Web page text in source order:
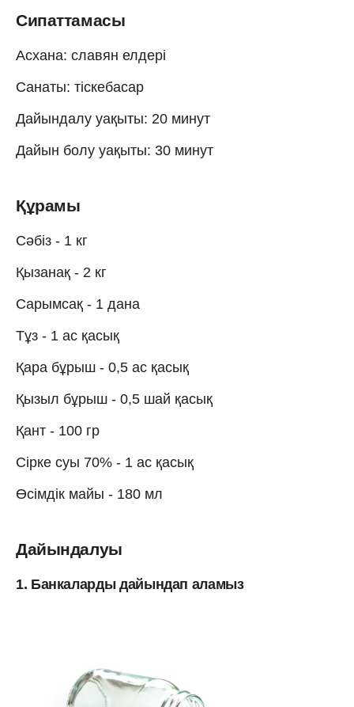
Сипаттамасы
Асхана: славян елдері
Санаты: тіскебасар
Дайындалу уақыты: 20 минут
Дайын болу уақыты: 30 минут
Құрамы
Сәбіз - 1 кг
Қызанақ - 2 кг
Сарымсақ - 1 дана
Тұз - 1 ас қасық
Қара бұрыш - 0,5 ас қасық
Қызыл бұрыш - 0,5 шай қасық
Қант - 100 гр
Сірке суы 70% - 1 ас қасық
Өсімдік майы - 180 мл
Дайындалуы
1. Банкаларды дайындап аламыз